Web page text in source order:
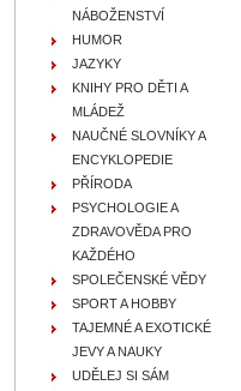
NÁBOŽENSTVÍ
HUMOR
JAZYKY
KNIHY PRO DĚTI A
MLÁDEŽ
NAUČNÉ SLOVNÍKY A
ENCYKLOPEDIE
PŘÍRODA
PSYCHOLOGIE A
ZDRAVOVĚDA PRO
KAŽDÉHO
SPOLEČENSKÉ VĚDY
SPORT A HOBBY
TAJEMNÉ A EXOTICKÉ
JEVY A NAUKY
UDĚLEJ SI SÁM